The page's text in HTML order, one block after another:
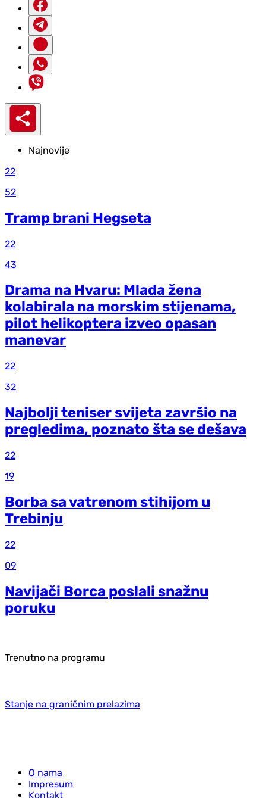
Najnovije
22
52
Tramp brani Hegseta
22
43
Drama na Hvaru: Mlada žena
kolabirala na morskim stijenama,
pilot helikoptera izveo opasan
manevar
22
32
Najbolji teniser svijeta završio na
pregledima, poznato šta se dešava
22
19
Borba sa vatrenom stihijom u
Trebinju
22
09
Navijači Borca poslali snažnu
poruku
Trenutno na programu
Stanje na graničnim prelazima
O nama
Impresum
Kontakt